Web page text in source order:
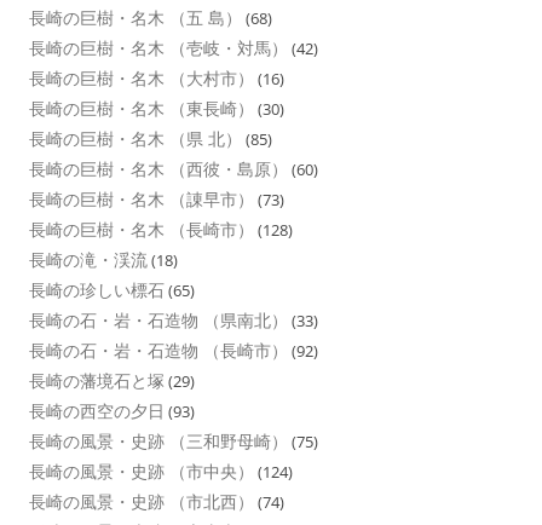
長崎の巨樹・名木 （五 島） (68)
長崎の巨樹・名木 （壱岐・対馬） (42)
長崎の巨樹・名木 （大村市） (16)
長崎の巨樹・名木 （東長崎） (30)
長崎の巨樹・名木 （県 北） (85)
長崎の巨樹・名木 （西彼・島原） (60)
長崎の巨樹・名木 （諌早市） (73)
長崎の巨樹・名木 （長崎市） (128)
長崎の滝・渓流(18)
長崎の珍しい標石(65)
長崎の石・岩・石造物 （県南北） (33)
長崎の石・岩・石造物 （長崎市） (92)
長崎の藩境石と塚 (29)
長崎の西空の夕日 (93)
長崎の風景・史跡 （三和野母崎） (75)
長崎の風景・史跡 （市中央） (124)
長崎の風景・史跡 （市北西） (74)